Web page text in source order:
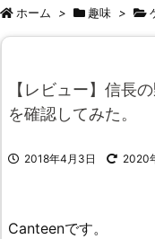
ホーム > 趣味 >
【レビュー】信長
を確認してみた。
2018年4月3日 2020
Canteenです。